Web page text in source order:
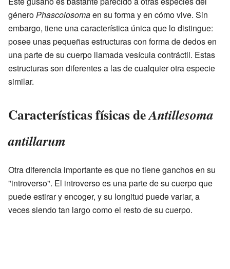
géneroPhascolosomaen su forma y en cómo vive. Sin
embargo, tiene una característica única que lo distingue:
posee unas pequeñas estructuras con forma de dedos en
una parte de su cuerpo llamada vesícula contráctil. Estas
estructuras son diferentes a las de cualquier otra especie
similar.
Características físicas deAntillesoma
antillarum
Otra diferencia importante es que no tiene ganchos en su
"introverso". El introverso es una parte de su cuerpo que
puede estirar y encoger, y su longitud puede variar, a
veces siendo tan largo como el resto de su cuerpo.